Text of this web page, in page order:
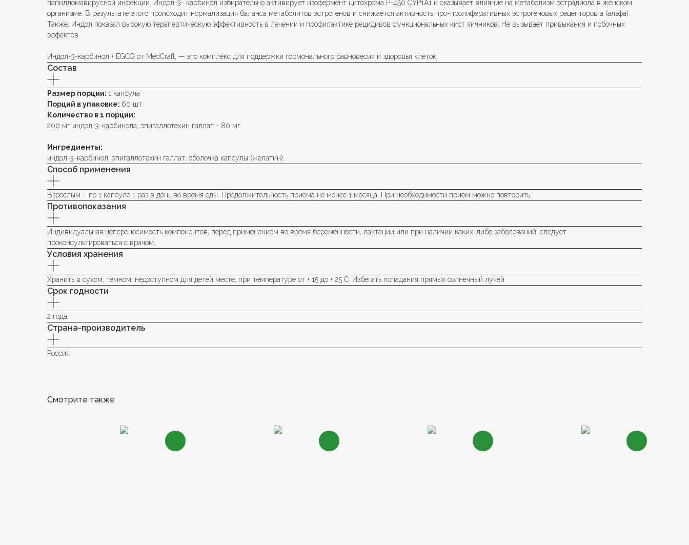
папилломавирусной инфекции. Индол-3- карбинол избирательно активирует изофермент цитохрома Р-450 CYP1A1 и оказывает влияние на метаболизм эстрадиола в женском
организме. В результате этого происходит нормализация баланса метаболитов эстрогенов и снижается активность про-пролиферативных эстрогеновых рецепторов a (альфа).
Также, Индол показал высокую терапевтическую эффективность в лечении и профилактике рецидивов функциональных кист яичников. Не вызывает привыкания и побочных
эффектов.
Индол-3-карбинол + EGCG от MedCraft, — это комплекс для поддержки гормонального равновесия и здоровья клеток.
Состав
Размер порции: 1 капсула
Порций в упаковке: 60 шт
Количество в 1 порции:
200 мг индол-3-карбинола, эпигаллотехин галлат - 80 мг
Ингредиенты:
индол-3-карбинол, эпигаллотехин галлат, оболочка капсулы (желатин).
Способ применения
Взрослым – по 1 капсуле 1 раз в день во время еды. Продолжительность приема не менее 1 месяца. При необходимости прием можно повторить.
Противопоказания
Индивидуальная непереносимость компонентов, перед применением во время беременности, лактации или при наличии каких-либо заболеваний, следует
проконсультироваться с врачом.
Условия хранения
Хранить в сухом, темном, недоступном для детей месте, при температуре от + 15 до + 25 C. Избегать попадания прямых солнечный лучей.
Срок годности
2 года.
Страна-производитель
Россия
Смотрите также